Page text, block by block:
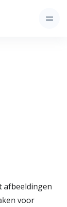
afbeeldingen
voor